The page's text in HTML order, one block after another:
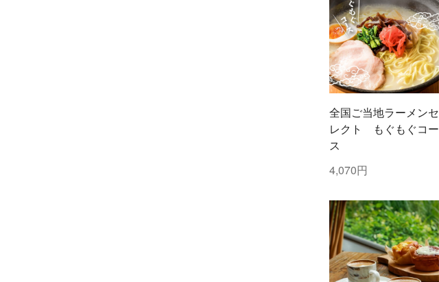
全国ご当地ラーメンセ
レクト もぐもぐコー
ス
4,070円